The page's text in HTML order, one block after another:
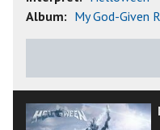
Album: My God-Given